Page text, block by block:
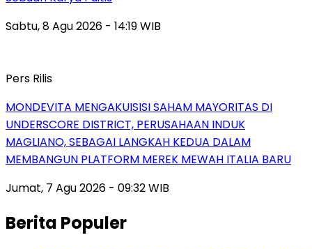
Sabtu, 8 Agu 2026 - 14:19 WIB
Pers Rilis
MONDEVITA MENGAKUISISI SAHAM MAYORITAS DI
UNDERSCORE DISTRICT, PERUSAHAAN INDUK
MAGLIANO, SEBAGAI LANGKAH KEDUA DALAM
MEMBANGUN PLATFORM MEREK MEWAH ITALIA BARU
Jumat, 7 Agu 2026 - 09:32 WIB
Berita Populer